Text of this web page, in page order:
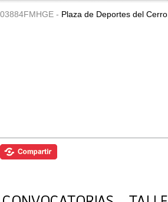
03884FMHGE - Plaza de Deportes del Cerro.